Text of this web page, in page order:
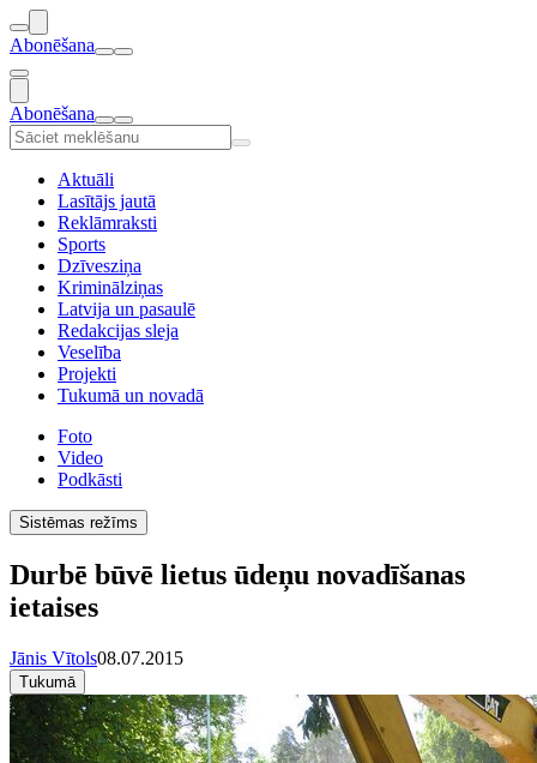
Abonēšana
Abonēšana
Aktuāli
Lasītājs jautā
Reklāmraksti
Sports
Dzīvesziņa
Kriminālziņas
Latvija un pasaulē
Redakcijas sleja
Veselība
Projekti
Tukumā un novadā
Foto
Video
Podkāsti
Sistēmas režīms
Durbē būvē lietus ūdeņu novadīšanas
ietaises
Jānis Vītols08.07.2015
Tukumā